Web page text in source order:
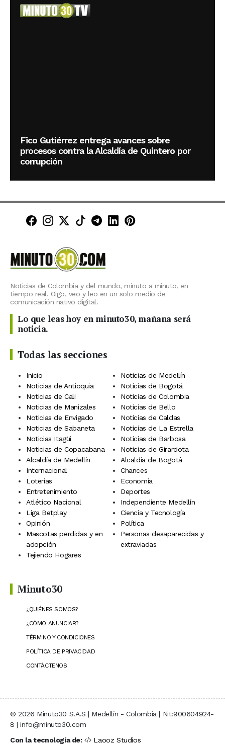
Fico Gutiérrez entrega avances sobre
procesos contra la Alcaldía de Quintero por
corrupción
Minuto30 en Facebook
Minuto30 en Instagram
Minuto30 en X (Twitter)
Minuto30 en TikTok
Canal de Minuto30 en
Minuto30 en LinkedIn
Minuto30 en
Noticias de Colombia y del mundo, minuto a minuto, en
tiempo real. Oigo, veo y leo en un solo medio de
comunicación nativo digital.
Lo que leas hoy en minuto30, mañana será
noticia.
Todas las secciones
Inicio
Noticias de Medellín
Noticias de Antioquia
Noticias de Bogotá
Noticias de Cali
Noticias de Colombia
Noticias de Manizales
Noticias de Bello
Noticias de Envigado
Noticias de Caldas
Noticias de Sabaneta
Noticias de La Estrella
Noticias Itagüí
Noticias de Barbosa
Noticias de Copacabana
Noticias de Girardota
Alcaldía de Medellín
Alcaldía de Bogotá
Internacional
Chances
Loterías
Economía
Entretenimiento
Deportes
Atlético Nacional
Independiente Medellín
Liga Betplay
Ciencia y Tecnología
Opinión
Política
Mascotas perdidas y en
adopción
Personas desaparecidas y
extraviadas
Tejiendo Hogares
Minuto30
¿QUIÉNES SOMOS?
¿CÓMO ANUNCIAR?
TÉRMINO Y CONDICIONES
POLÍTICA DE PRIVACIDAD
CONTÁCTENOS
© 2026 Minuto30 S.A.S | Medellín - Colombia | Nit:900604924-
8 | info@minuto30.com
Con la tecnología de:
Laooz Studios